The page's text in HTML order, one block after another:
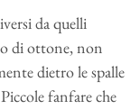
da quelli
di ottone, non
dietro le spalle
fanfare che